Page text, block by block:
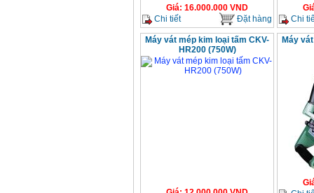
Giá: 16.000.000 VND
Chi tiết
Đặt hàng
Chi
Máy vát mép kim loại tấm CKV-
HR200 (750W)
Máy